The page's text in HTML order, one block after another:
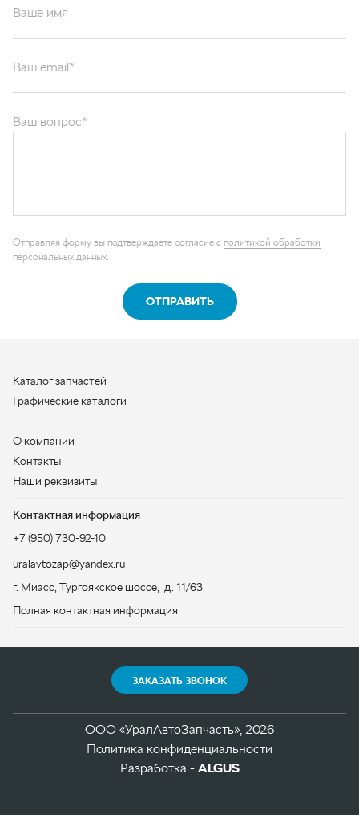
Ваше имя
персональных данных
Каталог запчастей
Контактная информация
+7 (950) 730-92-10
uralavtozap@yandex.ru
г. Миасс, Тургоякское шоссе, д. 11/63
Полная контактная информация
Политика конфиденциальности